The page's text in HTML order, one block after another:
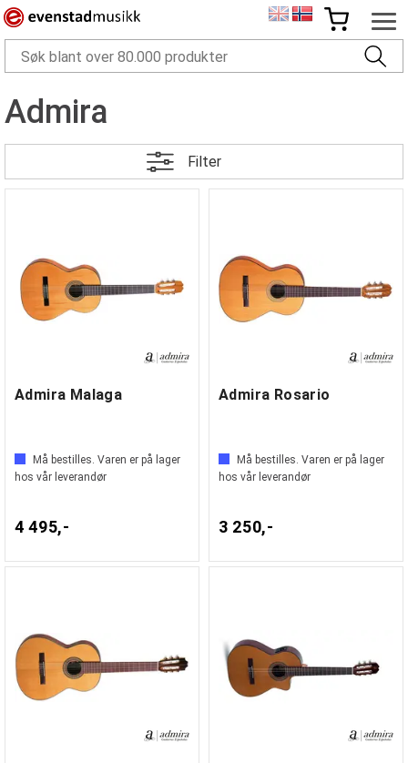
Admira
Filter
Admira Malaga
Må bestilles. Varen er på lager
hos vår leverandør
4 495,-
Admira Rosario
Må bestilles. Varen er på lager
hos vår leverandør
3 250,-